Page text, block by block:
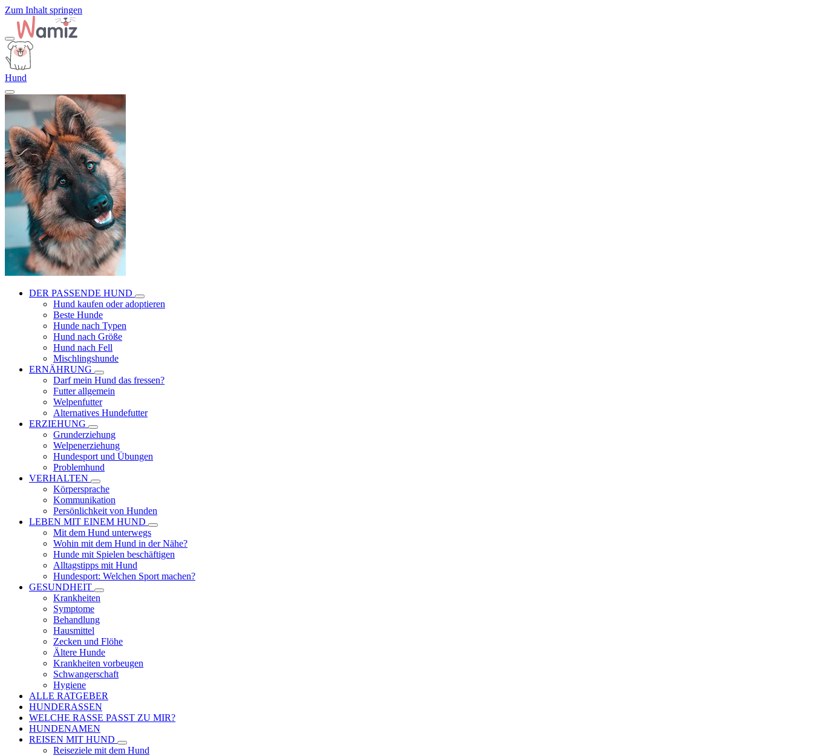
Zum Inhalt springen
Hund
DER PASSENDE HUND
Hund kaufen oder adoptieren
Beste Hunde
Hunde nach Typen
Hund nach Größe
Hund nach Fell
Mischlingshunde
ERNÄHRUNG
Darf mein Hund das fressen?
Futter allgemein
Welpenfutter
Alternatives Hundefutter
ERZIEHUNG
Grunderziehung
Welpenerziehung
Hundesport und Übungen
Problemhund
VERHALTEN
Körpersprache
Kommunikation
Persönlichkeit von Hunden
LEBEN MIT EINEM HUND
Mit dem Hund unterwegs
Wohin mit dem Hund in der Nähe?
Hunde mit Spielen beschäftigen
Alltagstipps mit Hund
Hundesport: Welchen Sport machen?
GESUNDHEIT
Krankheiten
Symptome
Behandlung
Hausmittel
Zecken und Flöhe
Ältere Hunde
Krankheiten vorbeugen
Schwangerschaft
Hygiene
ALLE RATGEBER
HUNDERASSEN
WELCHE RASSE PASST ZU MIR?
HUNDENAMEN
REISEN MIT HUND
Reiseziele mit dem Hund